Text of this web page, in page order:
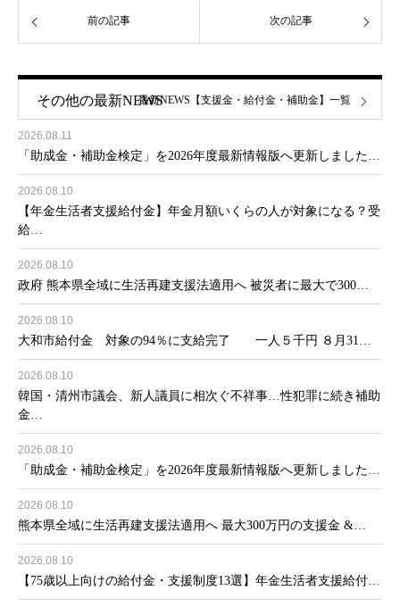
前の記事 次の記事
その他の最新NEWS
2026.08.11
「助成金・補助金検定」を2026年度最新情報版へ更新しました…
2026.08.10
【年金生活者支援給付金】年金月額いくらの人が対象になる？受
給…
2026.08.10
政府 熊本県全域に生活再建支援法適用へ 被災者に最大で300…
2026.08.10
大和市給付金 対象の94％に支給完了 一人５千円 ８月31…
2026.08.10
韓国・清州市議会、新人議員に相次ぐ不祥事…性犯罪に続き補助
金…
2026.08.10
「助成金・補助金検定」を2026年度最新情報版へ更新しました…
2026.08.10
熊本県全域に生活再建支援法適用へ 最大300万円の支援金 &…
2026.08.10
【75歳以上向けの給付金・支援制度13選】年金生活者支援給付…
最新NEWS【支援金・給付金・補助金】一覧